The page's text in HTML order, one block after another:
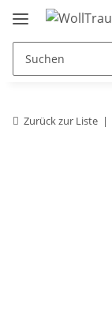
Zurück zur Liste